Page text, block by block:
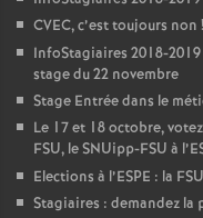
CVEC, c’est toujours non
InfoStagiaires 2018-
stage du 22 novembre
Stage Entrée dans le
Le 17 et 18 octobre,
FSU, le SNUipp-FSU à l’
Elections à l’ESPE : la FSU
Stagiaires : demandez la